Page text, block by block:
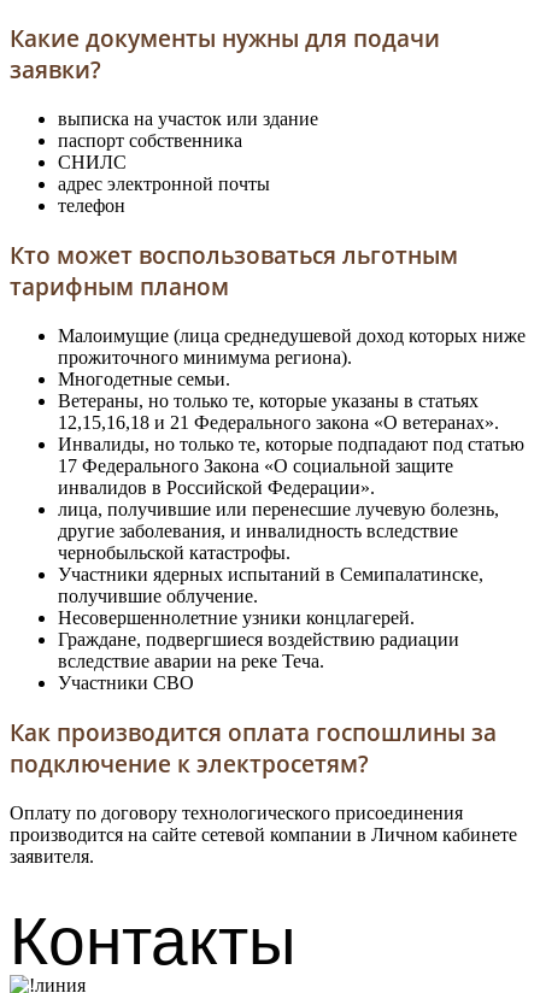
Какие документы нужны для подачи
заявки?
выписка на участок или здание
паспорт собственника
СНИЛС
адрес электронной почты
телефон
Кто может воспользоваться льготным
тарифным планом
Малоимущие (лица среднедушевой доход которых ниже
прожиточного минимума региона).
Многодетные семьи.
Ветераны, но только те, которые указаны в статьях
12,15,16,18 и 21 Федерального закона «О ветеранах».
Инвалиды, но только те, которые подпадают под статью
17 Федерального Закона «О социальной защите
инвалидов в Российской Федерации».
лица, получившие или перенесшие лучевую болезнь,
другие заболевания, и инвалидность вследствие
чернобыльской катастрофы.
Участники ядерных испытаний в Семипалатинске,
получившие облучение.
Несовершеннолетние узники концлагерей.
Граждане, подвергшиеся воздействию радиации
вследствие аварии на реке Теча.
Участники СВО
Как производится оплата госпошлины за
подключение к электросетям?
Оплату по договору технологического присоединения
производится на сайте сетевой компании в Личном кабинете
заявителя.
Контакты